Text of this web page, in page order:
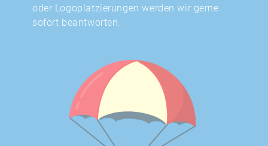
oder Logoplatzierungen werden wir gerne
sofort beantworten.